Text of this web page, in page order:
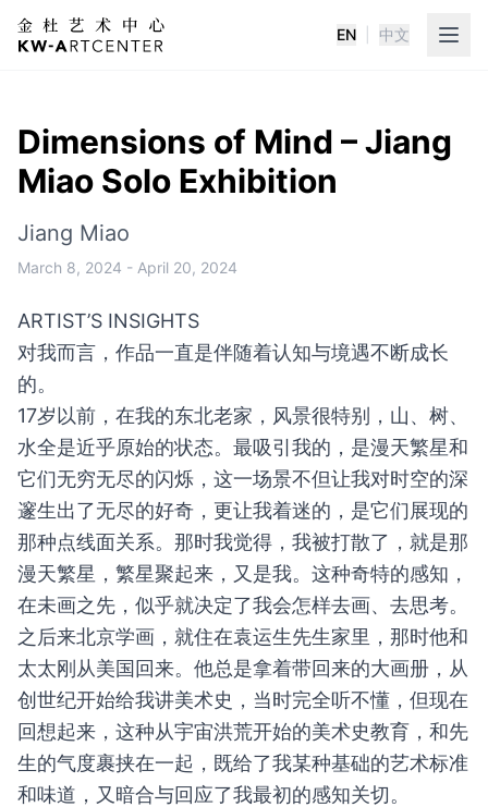
K&W Art Center
EN 中文
Dimensions of Mind – Jiang
Miao Solo Exhibition
Jiang Miao
March 8, 2024 - April 20, 2024
ARTIST’S INSIGHTS
对我而言，作品一直是伴随着认知与境遇不断成长
的。
17岁以前，在我的东北老家，风景很特别，山、树、
水全是近乎原始的状态。最吸引我的，是漫天繁星和
它们无穷无尽的闪烁，这一场景不但让我对时空的深
邃生出了无尽的好奇，更让我着迷的，是它们展现的
那种点线面关系。那时我觉得，我被打散了，就是那
漫天繁星，繁星聚起来，又是我。这种奇特的感知，
在未画之先，似乎就决定了我会怎样去画、去思考。
之后来北京学画，就住在袁运生先生家里，那时他和
太太刚从美国回来。他总是拿着带回来的大画册，从
创世纪开始给我讲美术史，当时完全听不懂，但现在
回想起来，这种从宇宙洪荒开始的美术史教育，和先
生的气度裹挟在一起，既给了我某种基础的艺术标准
和味道，又暗合与回应了我最初的感知关切。